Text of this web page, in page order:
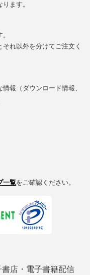
ます。
れ以外を分けてご注文く
報（ダウンロード情報、
一覧をご確認ください。
店・電子書籍配信